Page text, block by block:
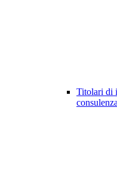
Titolari di
consulenza